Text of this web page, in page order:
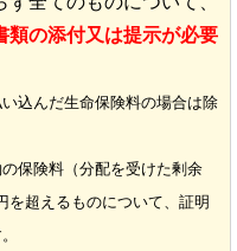
類の添付又は提示が必要
込んだ生命保険料の場合は除
保険料（分配を受けた剰余
を超えるものについて、証明